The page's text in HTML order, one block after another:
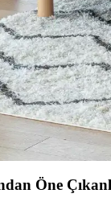
ve mobilya
Rahat
koltukların
Öne